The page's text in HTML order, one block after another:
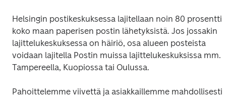
Helsingin postikeskuksessa lajitellaan noin 80 prosenttia
koko maan paperisen postin lähetyksistä. Jos jossakin
lajittelukeskuksessa on häiriö, osa alueen posteista
voidaan lajitella Postin muissa lajittelukeskuksissa mm.
Tampereella, Kuopiossa tai Oulussa.
Pahoittelemme viivettä ja asiakkaillemme mahdollisesti